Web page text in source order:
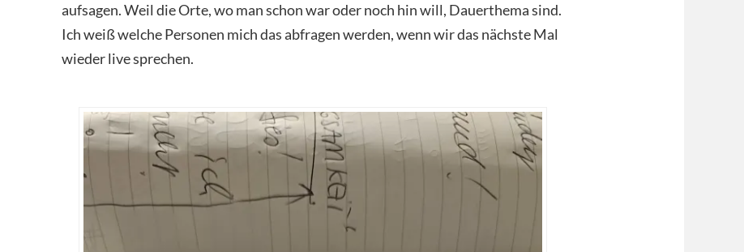
aufsagen. Weil die Orte, wo man schon war oder noch hin will, Dauerthema sind.
Ich weiß welche Personen mich das abfragen werden, wenn wir das nächste Mal
wieder live sprechen.